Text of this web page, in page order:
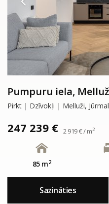
Pumpuru iela,
Pirkt | Dzīvokļi | Melluži,
247 239 € 2 919 € / m2
85 m2
Sazināties